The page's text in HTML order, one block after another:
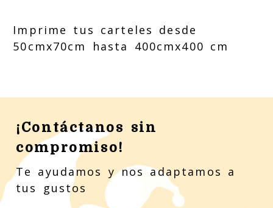
Imprime tus carteles desde
50cmx70cm hasta 400cmx400 cm
¡Contáctanos sin
compromiso!
Te ayudamos y nos adaptamos a
tus gustos